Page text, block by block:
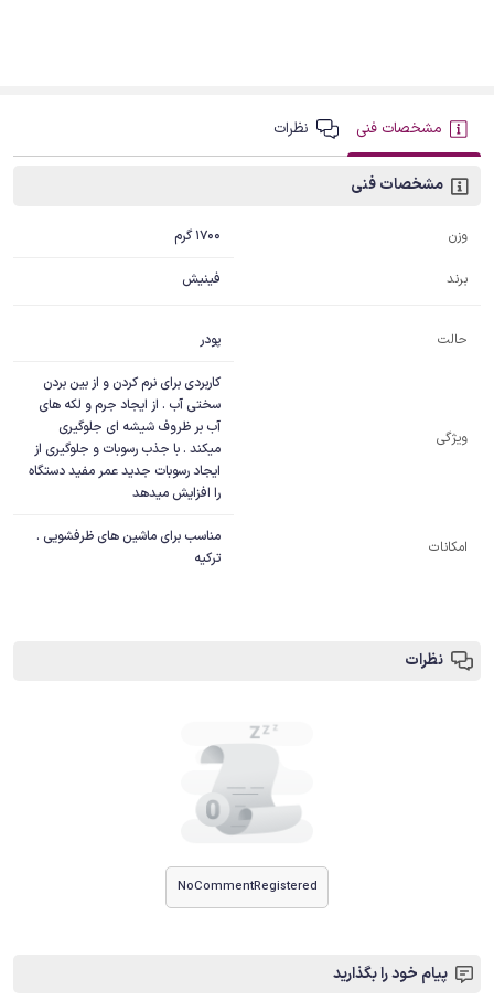
مشخصات فنی نظرات
مشخصات فنی
وزن 1700 گرم
برند فینیش
حالت پودر
ویژگی
را افزایش میدهد
امکانات
ترکیه
نظرات
NoCommentRegistered
پیام خود را بگذارید